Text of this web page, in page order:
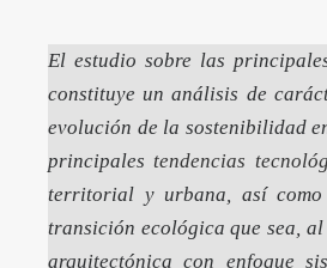
El estudio sobre las
constituye un análisis de
evolución de la sostenibilidad
principalestendencias
territorial y urbana, así
transición ecológica que sea,
arquitectónica con enfoque